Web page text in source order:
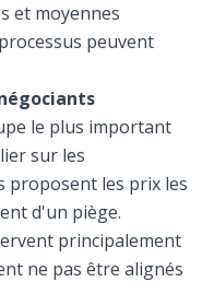
et moyennes
peuvent
le plus important
sur les
proposent les prix les
d'un piège.
principalement
ne pas être alignés